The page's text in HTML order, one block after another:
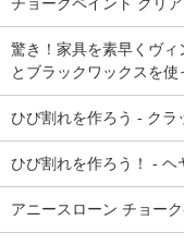
驚き！家具を素早くヴ
とブラックワックスを
ひび割れを作ろう - クラ
ひび割れを作ろう！ - ヘ
アニースローン チョー